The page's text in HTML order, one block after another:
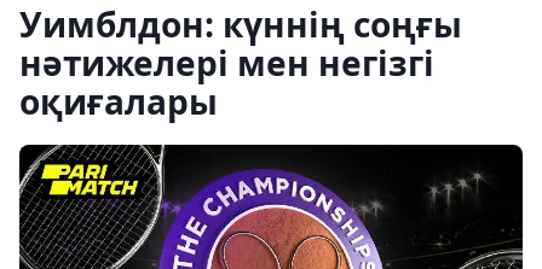
Уимблдон: күннің соңғы
нәтижелері мен негізгі
оқиғалары